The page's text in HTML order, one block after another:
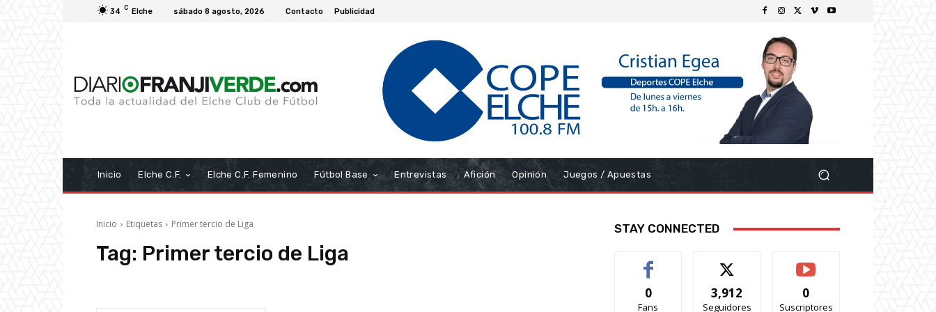
34 C Elche sábado 8 agosto, 2026 Contacto Publicidad
Inicio Elche C.F. Elche C.F. Femenino Fútbol Base Entrevistas Afición Opinión Juegos / Apuestas
Inicio Etiquetas Primer tercio de Liga
Tag: Primer tercio de Liga
STAY CONNECTED
0
Fans
3,912
Seguidores
0
Suscriptores